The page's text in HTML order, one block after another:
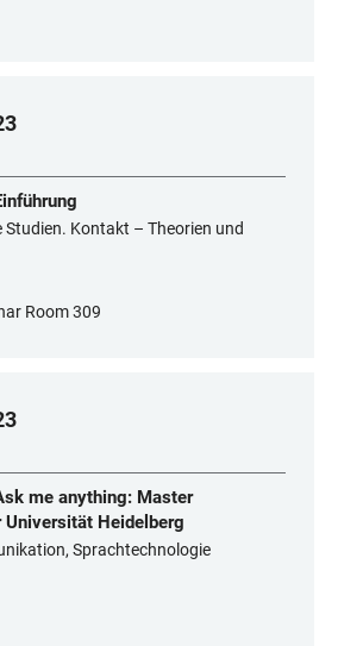
Kontakt – Theorien und
Room 309
me anything: Master
Universität Heidelberg
Sprachtechnologie